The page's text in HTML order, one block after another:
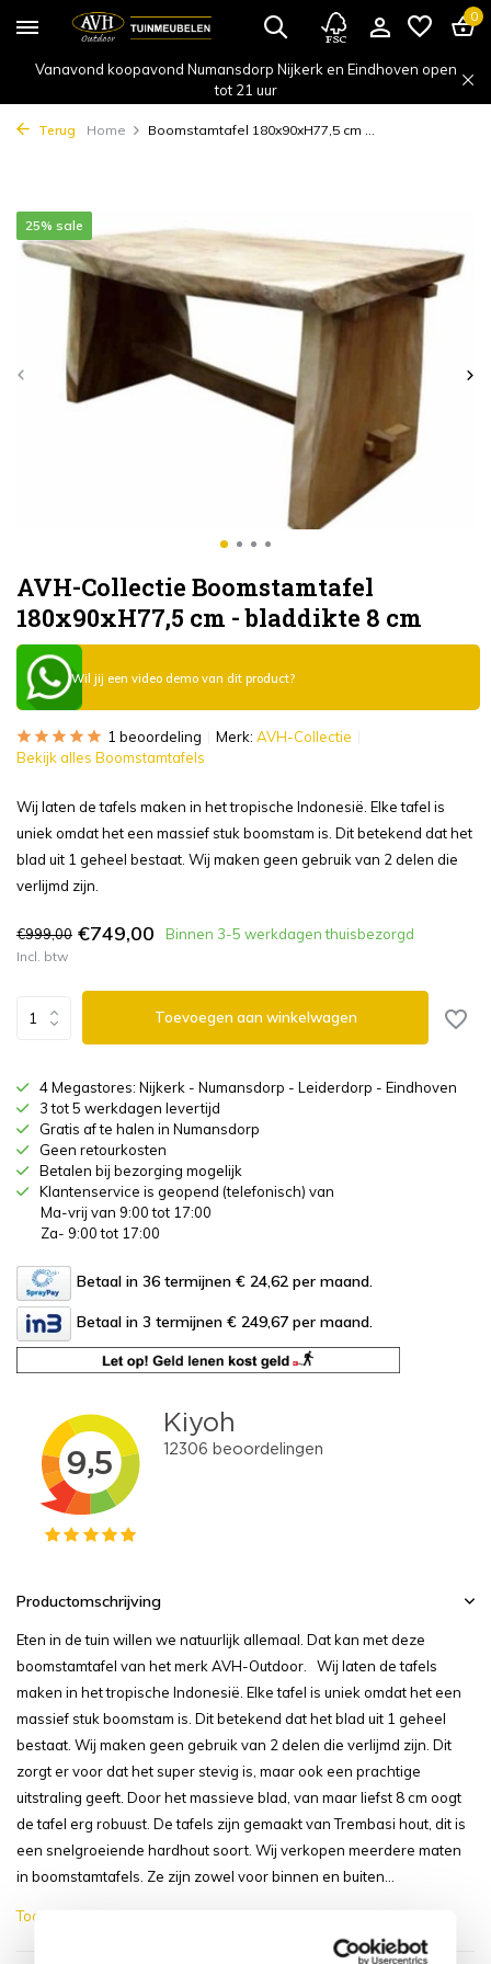
0
Vanavond koopavond Numansdorp Nijkerk en Eindhoven open
tot 21 uur
Terug Home Boomstamtafel 180x90xH77,5 cm ...
AVH-Collectie Boomstamtafel
180x90xH77,5 cm - bladdikte 8 cm
25% sale
Wil jij een video demo van dit product?
1 beoordeling Merk: AVH-Collectie
Bekijk alles Boomstamtafels
Wij laten de tafels maken in het tropische Indonesië. Elke tafel is
uniek omdat het een massief stuk boomstam is. Dit betekend dat het
blad uit 1 geheel bestaat. Wij maken geen gebruik van 2 delen die
verlijmd zijn.
€999,00 €749,00 Binnen 3-5 werkdagen thuisbezorgd
Incl. btw
Toevoegen aan winkelwagen
4 Megastores: Nijkerk - Numansdorp - Leiderdorp - Eindhoven
3 tot 5 werkdagen levertijd
Gratis af te halen in Numansdorp
Geen retourkosten
Betalen bij bezorging mogelijk
Klantenservice is geopend (telefonisch) van
Ma-vrij van 9:00 tot 17:00
Za- 9:00 tot 17:00
Betaal in 36 termijnen € 24,62 per maand.
Betaal in 3 termijnen € 249,67 per maand.
Productomschrijving
Eten in de tuin willen we natuurlijk allemaal. Dat kan met deze
boomstamtafel van het merk AVH-Outdoor. Wij laten de tafels
maken in het tropische Indonesië. Elke tafel is uniek omdat het een
massief stuk boomstam is. Dit betekend dat het blad uit 1 geheel
bestaat. Wij maken geen gebruik van 2 delen die verlijmd zijn. Dit
zorgt er voor dat het super stevig is, maar ook een prachtige
uitstraling geeft. Door het massieve blad, van maar liefst 8 cm oogt
de tafel erg robuust. De tafels zijn gemaakt van Trembasi hout, dit is
een snelgroeiende hardhout soort. Wij verkopen meerdere maten
in boomstamtafels. Ze zijn zowel voor binnen en buiten...
Toon meer